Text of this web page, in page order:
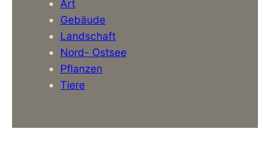
Art
Gebäude
Landschaft
Nord- Ostsee
Pflanzen
Tiere